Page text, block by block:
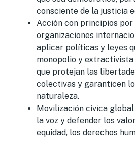
consciente de la justicia
Acción con principios
organizaciones
aplicar políticas y leyes
monopolio y
que protejan las
colectivas y garanticen
naturaleza.
Movilización cívica
la voz y defender los
equidad, los derechos